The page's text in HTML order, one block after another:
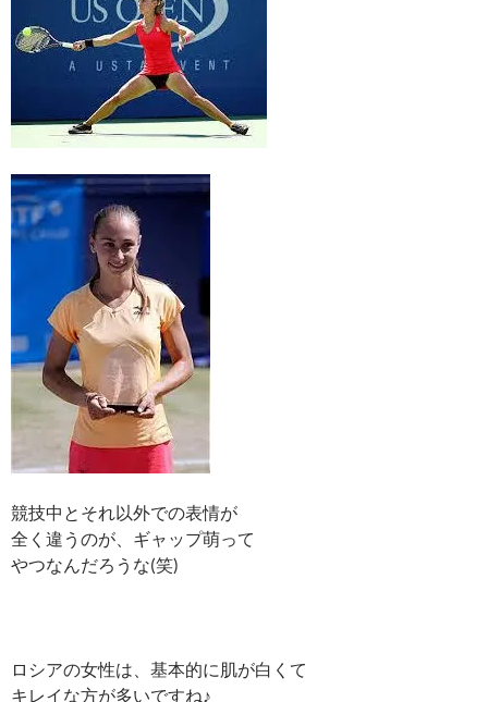
競技中とそれ以外での表情が
全く違うのが、ギャップ萌って
やつなんだろうな(笑)
ロシアの女性は、基本的に肌が白くて
キレイな方が多いですね♪